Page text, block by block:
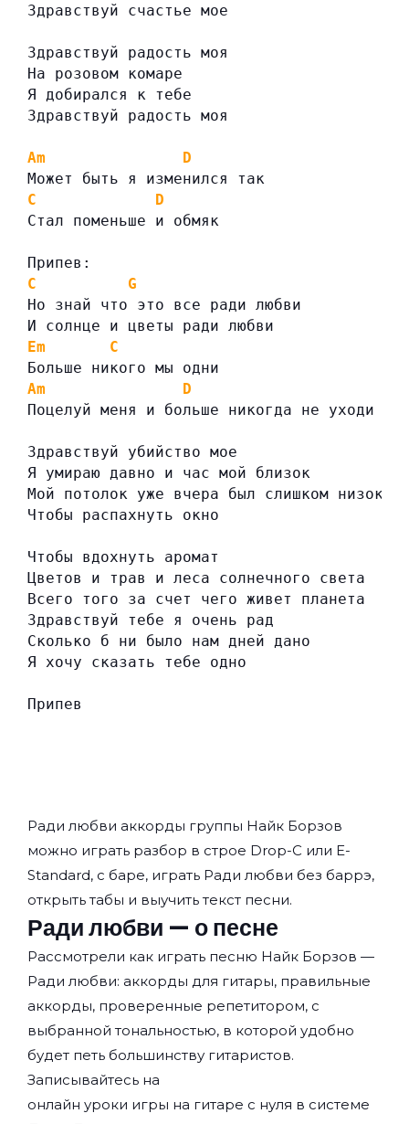
Здравствуй счастье мое
Здравствуй радость моя
На розовом комаре
Я добирался к тебе
Здравствуй радость моя
Am
D
Может быть я изменился так
C
D
Стал поменьше и обмяк
Припев:
C
G
Но знай что это все ради любви
И солнце и цветы ради любви
Em
C
Больше никого мы одни
Am
D
Поцелуй меня и больше никогда не уходи
Здравствуй убийство мое
Я умираю давно и час мой близок
Мой потолок уже вчера был слишком низок
Чтобы распахнуть окно
Чтобы вдохнуть аромат
Цветов и трав и леса солнечного света
Всего того за счет чего живет планета
Здравствуй тебе я очень рад
Сколько б ни было нам дней дано
Я хочу сказать тебе одно
Припев
Ради любви аккорды группы Найк Борзов
можно играть разбор в строе Drop-C или E-
Standard, с баре, играть Ради любви без баррэ,
открыть табы и выучить текст песни.
Ради любви — о песне
Рассмотрели как играть песню Найк Борзов —
Ради любви: аккорды для гитары, правильные
аккорды, проверенные репетитором, с
выбранной тональностью, в которой удобно
будет петь большинству гитаристов.
Записывайтесь на
онлайн уроки игры на гитаре с нуля в системе